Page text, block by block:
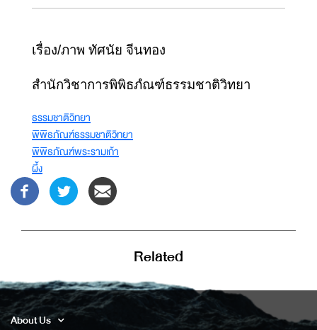
เรื่อง/ภาพ ทัศนัย จีนทอง
สำนักวิชาการพิพิธภํณฑ์ธรรมชาติวิทยา
ธรรมชาติวิทยา
พิพิธภัณฑ์ธรรมชาติวิทยา
พิพิธภัณฑ์พระรามเก้า
ผึ้ง
Related
About Us